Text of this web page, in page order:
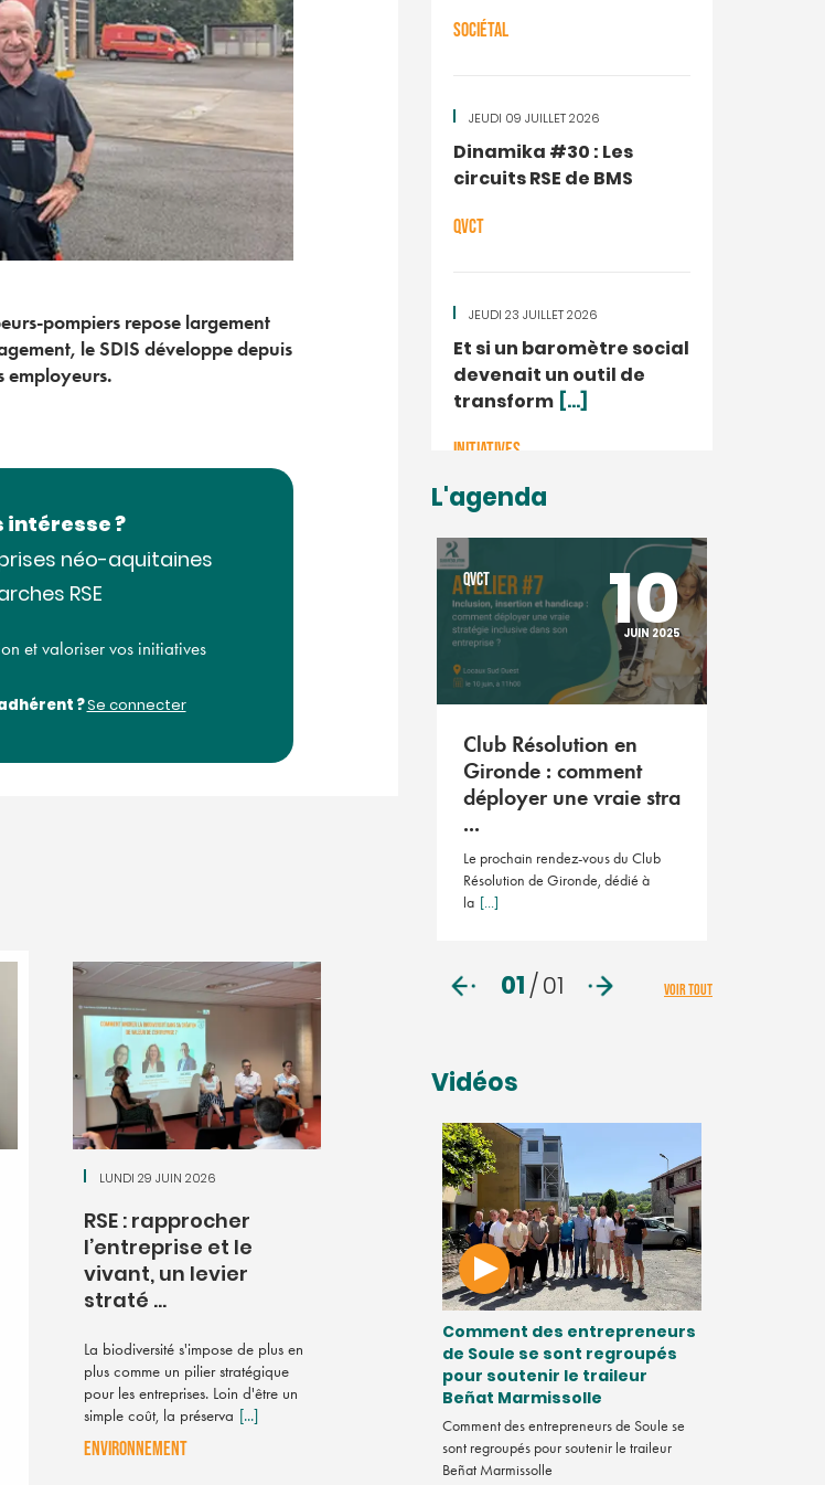
pompiers repose largement
le SDIS développe depuis
employeurs.
?
néo-aquitaines
RSE
et valoriser vos initiatives
?Se connecter
LUNDI 29 JUIN 2026
RSE : rapprocher
l’entreprise et le
vivant, un levier
straté ...
La biodiversité s'impose de plus en
plus comme un pilier stratégique
pour les entreprises. Loin d'être un
simple coût, la préserva [...]
ENVIRONNEMENT
SOCIÉTAL
JEUDI 09 JUILLET 2026
Dinamika #30 : Les
circuits RSE de BMS
QVCT
JEUDI 23 JUILLET 2026
Et si un baromètre social
devenait un outil de
transform [...]
INITIATIVES
L'agenda
QVCT 10
JUIN 2025
Club Résolution en
Gironde : comment
déployer une vraie stra
...
Le prochain rendez-vous du Club
Résolution de Gironde, dédié à
la [...]
01/01 VOIR TOUT
Vidéos
«Far west» des labels en
Nouvelle-Aquitaine ?
Le Conseil régional de Nouvelle-Aquitaine
a lancé un appel à manifestation d'intérêt
(AMI) pour vérifier et recenser les labels et
Comment des entrepreneurs
de Soule se sont regroupés
pour soutenir le traileur
Beñat Marmissolle
Comment des entrepreneurs de Soule se
sont regroupés pour soutenir le traileur
Beñat Marmissolle